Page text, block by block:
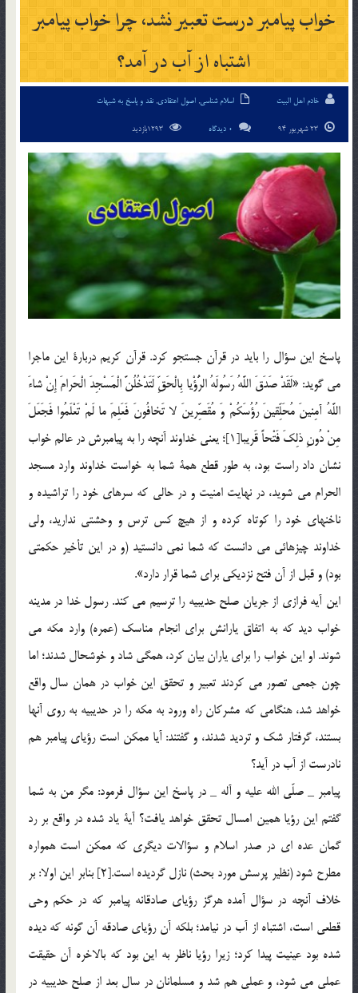
خواب پيامبر درست تعبير نشد، چرا خواب پيامبر
اشتباه از آب در آمد؟
خادم اهل البیت اسلام شناسی, اصول اعتقادی, نقد و پاسخ به شبهات
0 دیدگاه
پاسخ اين سؤال را بايد در قرآن جستجو کرد. قرآن كريم دربارة اين ماجرا
مي گويد: «لَقَدْ صَدَقَ اللَّهُ رَسُولَهُ الرُّؤْيا بِالْحَقِّ لَتَدْخُلُنَّ الْمَسْجِدَ الْحَرامَ إِنْ شاءَ
اللَّهُ آمِنينَ مُحَلِّقينَ رُؤُسَكُمْ وَ مُقَصِّرينَ لا تَخافُونَ فَعَلِمَ ما لَمْ تَعْلَمُوا فَجَعَلَ
مِنْ دُونِ ذلِكَ فَتْحاً قَريبا[1]؛ يعني خداوند آنچه را به پيامبرش در عالم خواب
نشان داد راست بود، به طور قطع همة شما به خواست خداوند وارد مسجد
الحرام مي شويد، در نهايت امنيت و در حالي كه سرهاي خود را تراشيده و
ناخنهاي خود را كوتاه كرده و از هيچ كس ترس و وحشتي نداريد، ولي
خداوند چيزهائي مي دانست كه شما نمي دانستيد (و در اين تأخير حكمتي
بود) و قبل از آن فتح نزديكي براي شما قرار دارد».
اين آيه فرازي از جريان صلح حديبيه را ترسيم مي كند. رسول خدا در مدينه
خواب ديد كه به اتفاق يارانش براي انجام مناسك (عمره) وارد مكه مي
شوند. او اين خواب را براي ياران بيان كرد، همگي شاد و خوشحال شدند؛ اما
چون جمعي تصور مي كردند تعبير و تحقق اين خواب در همان سال واقع
خواهد شد، هنگامي كه مشركان راه ورود به مكه را در حديبيه به روي آنها
بستند، گرفتار شك و ترديد شدند، و گفتند: آيا ممکن است رؤياي پيامبر هم
نادرست از آب در آيد؟
پيامبر _ صلّي الله عليه و آله _ در پاسخ اين سؤال فرمود: مگر من به شما
گفتم اين رؤيا همين امسال تحقق خواهد يافت؟ آية ياد شده در واقع بر رد
گمان عده اي در صدر اسلام و سؤالات ديگري كه ممكن است همواره
مطرح شود (نظير پرسش مورد بحث) نازل گرديده است.[2] بنابر اين اولا: بر
خلاف آنچه در سؤال آمده هرگز رؤياي صادقانه پيامبر كه در حكم وحي
قطعي است، اشتباه از آب در نيامد؛ بلكه آن رؤياي صادقه آن گونه كه ديده
شده بود عينيت پيدا كرد؛ زيرا رؤيا ناظر به اين بود كه بالاخره آن حقيقت
عملي مي شود، و عملي هم شد و مسلمانان در سال بعد از صلح حديبيه در